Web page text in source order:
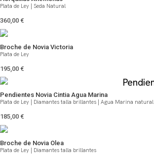
Plata de Ley | Seda Natural
360,00 €
Broche de Novia Victoria
Plata de Ley
195,00 €
Pendientes Novia Cintia Agua Marina
Plata de Ley | Diamantes talla brillantes | Agua Marina natural
185,00 €
Broche de Novia Olea
Plata de Ley | Diamantes talla brillantes